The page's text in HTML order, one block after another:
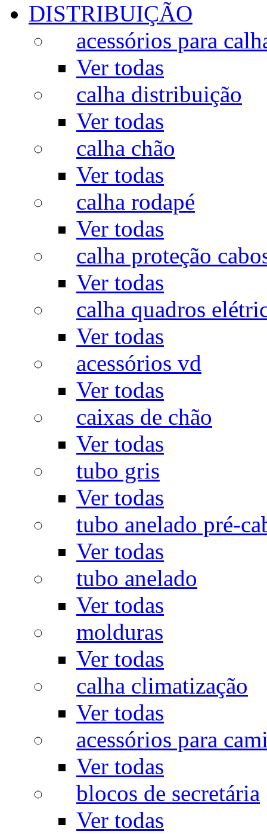
DISTRIBUIÇÃO
acessórios para
Ver todas
calha distribuição
Ver todas
calha chão
Ver todas
calha rodapé
Ver todas
calha proteção
Ver todas
calha quadros
Ver todas
acessórios vd
Ver todas
caixas de chão
Ver todas
tubo gris
Ver todas
tubo anelado pré-
Ver todas
tubo anelado
Ver todas
molduras
Ver todas
calha climatização
Ver todas
acessórios para
Ver todas
blocos de secretária
Ver todas